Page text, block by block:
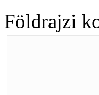
Földrajzi